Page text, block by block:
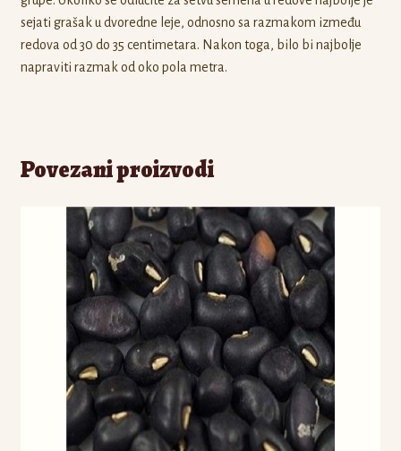
sejati grašak u dvoredne leje, odnosno sa razmakom između
redova od 30 do 35 centimetara. Nakon toga, bilo bi najbolje
napraviti razmak od oko pola metra.
Povezani proizvodi